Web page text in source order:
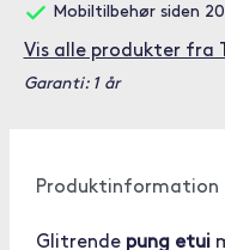
Mobiltilbehør siden
Vis alle produkter fra
Garanti: 1 år
Produktinformation
Glitrende pung etui